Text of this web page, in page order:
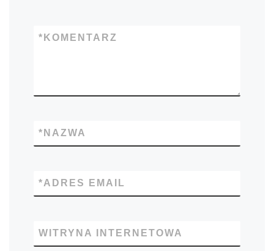
KOMENTARZ
*
NAZWA
*
ADRES EMAIL
*
WITRYNA INTERNETOWA